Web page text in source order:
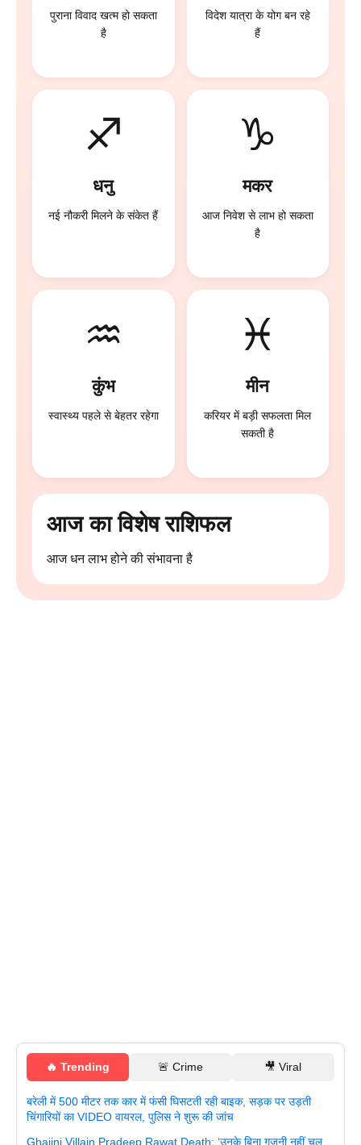
पुराना विवाद खत्म हो सकता
है
विदेश यात्रा के योग बन रहे
हैं
♐
धनु
नई नौकरी मिलने के संकेत हैं
♑
मकर
आज निवेश से लाभ हो सकता
है
♒
कुंभ
स्वास्थ्य पहले से बेहतर रहेगा
♓
मीन
करियर में बड़ी सफलता मिल
सकती है
आज का विशेष राशिफल
आज धन लाभ होने की संभावना है
🔥 Trending 🚨 Crime 🎥 Viral
बरेली में 500 मीटर तक कार में फंसी घिसटती रही बाइक, सड़क पर उड़ती
चिंगारियों का VIDEO वायरल, पुलिस ने शुरू की जांच
Ghajini Villain Pradeep Rawat Death: ‘उनके बिना गजनी नहीं चल